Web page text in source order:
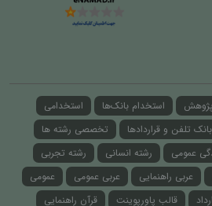
استخدام بانک‌ها
استخدامی
بانک تلفن و قراردادها
تخصصی رشته ها
عمومی رشته انسانی
رشته تجربی
عربی راهنمایی عربی عمومی
عمومی
قالب پاورپوینت قرآن راهنمایی